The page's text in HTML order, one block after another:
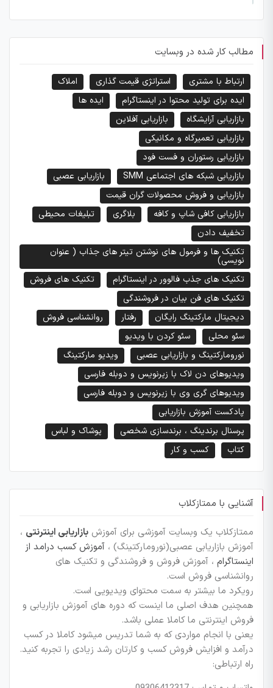
مطالب کار شده در وبسایت
ارتباط با مشتری استراتژی قیمت گذاری
املاک
ایده برای تولید محتوا در اینستاگرام
ایده ها
بازاریابی آرایشگاه
بازاریابی آفلاین
بازاریابی تعمیرگاه و مکانیکی
بازاریابی رستوران و فست فود
بازاریابی شبکه های اجتماعی SMM
بازاریابی عصبی
بازاریابی و فروش محصولات گران قیمت
بازاریابی کافی شاپ و کافه
بلاگری
تبلیغات محیطی
تخفیف دادن
تکنیک ها و فرمول های نوشتن تیتر های جذاب ( عنوان
نویسی)
تکنیک های جذب فالوور در اینستاگرام
تکنیک های فروش
تکنیک های فن بیان در فروشندگی
دیجیتال مارکتینگ رایگان
رفتار
روانشناسی فروش
سئو محلی
سئو کردن با ویدیو
نورومارکتینگ و بازاریابی عصبی
ویدیو مارکتینگ
ویدیوهای دن لاک با زیرنویس و دوبله فارسی
ویدیوهای گری وی با زیرنویس و دوبله فارسی
پادکست آموزش بازاریابی
پرسنال برندینگ ، برندسازی شخصی
پوشاک و لباس
کتاب
کسب و کار
آشنایی با ممتازکلاب
ممتازکلاب یک وبسایت آموزشی برای آموزش بازاریابی اینترنتی ،
آموزش بازاریابی عصبی(نورومارکتینگ) ، آموزش کسب درامد از
اینستاگرام ، آموزش فروش و فروشندگی و تکنیک های
روانشناسی فروش است.
رویکرد ما بیشتر به سمت محتوای ویدیویی است.
همچنین هدف اصلی ما اینست که دوره های آموزش بازاریابی و
فروش اینترنتی ما کاملا عملی باشد.
یعنی با انجام مواردی که به شما تدریس میشود کاملا در کسب
درآمد و افزایش فروش کسب و کارتان رشد زیادی را تجربه کنید.
راه ارتباطی: